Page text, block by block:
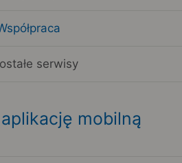
serwisy
mobilną